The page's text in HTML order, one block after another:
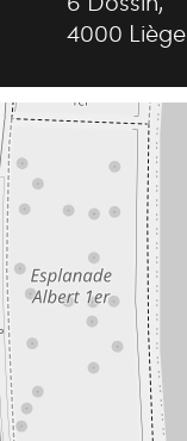
4000 Liège